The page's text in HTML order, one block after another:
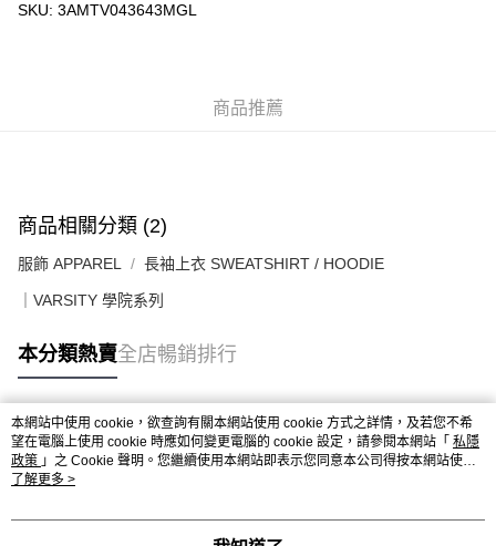
SKU: 3AMTV043643MGL
商品推薦
商品相關分類 (2)
服飾 APPAREL 長袖上衣 SWEATSHIRT / HOODIE
｜VARSITY 學院系列
本分類熱賣全店暢銷排行
熱門標籤
熱銷排行
本網站中使用 cookie，欲查詢有關本網站使用 cookie 方式之詳情，及若您不希
望在電腦上使用 cookie 時應如何變更電腦的 cookie 設定，請參閱本網站「 私隱
政策 」之 Cookie 聲明。您繼續使用本網站即表示您同意本公司得按本網站使用
條款之 Cookie 聲明使用 cookie。
了解更多 >